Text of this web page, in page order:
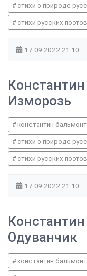
стихи о природе
стихи русских
17.09.2022 21:10
Изморозь
константин
стихи о природе
стихи русских
17.09.2022 21:10
Одуванчик
константин